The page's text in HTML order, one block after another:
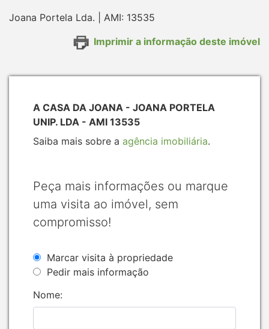
Joana Portela Lda. | AMI: 13535
Imprimir a informação deste imóvel
A CASA DA JOANA - JOANA PORTELA
UNIP. LDA - AMI 13535
Saiba mais sobre a agência imobiliária.
Peça mais informações ou marque
uma visita ao imóvel, sem
compromisso!
Marcar visita à propriedade
Pedir mais informação
Nome: